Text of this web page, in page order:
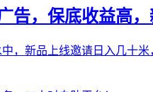
告，保底收益高
，新品上线邀请日入几十